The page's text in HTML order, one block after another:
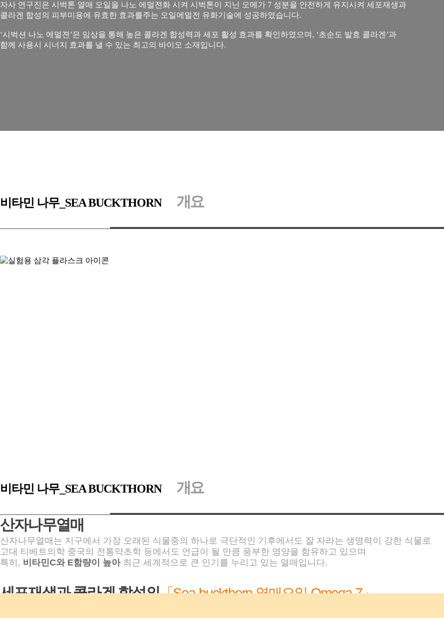
자사 연구진은 시벅톤 열매 오일을 나노 에멀젼화 시켜 시벅톤이 지닌 오메가 7 성분을 안전하게 유지시켜 세포재생과
콜라겐 합성의 피부미용에 유효한 효과를주는 오일에멀전 유화기술에 성공하였습니다.
‘시벅션 나노 에멀젼’은 임상을 통해 높은 콜라겐 합성력과 세포 활성 효과를 확인하였으며, ‘초순도 발효 콜라겐’과
함께 사용시 시너지 효과를 낼 수 있는 최고의 바이오 소재입니다.
비타민 나무_SEA BUCKTHORN 개요
비타민 나무_SEA BUCKTHORN 개요
산자나무열매
산자나무열매는 지구에서 가장 오래된 식물중의 하나로 극단적인 기후에서도 잘 자라는 생명력이 강한 식물로
고대 티베트의학 중국의 전통약초학 등에서도 언급이 될 만큼 풍부한 영양을 함유하고 있으며
특히, 비타민C와 E함량이 높아최근 세계적으로 큰 인기를 누리고 있는 열매입니다.
세포재생과 콜라겐 합성의「Sea buckthorn 열매오일 Omega 7」